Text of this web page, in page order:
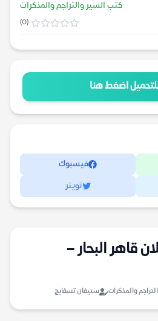
كتب السير والتراجم والمذكرات
(0)
اضغط هنا
فيسبوك
تويتر
قاهر البحار –
والمذكرات ستيفان تسفايج